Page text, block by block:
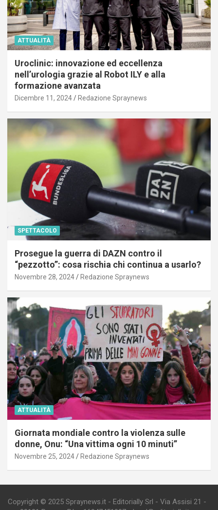
ATTUALITÀ
Uroclinic: innovazione ed eccellenza
nell’urologia grazie al Robot ILY e alla
formazione avanzata
Dicembre 11, 2024 Redazione Spraynews
SPETTACOLO
Prosegue la guerra di DAZN contro il
“pezzotto”: cosa rischia chi continua a usarlo?
Novembre 28, 2024 Redazione Spraynews
ATTUALITÀ
Giornata mondiale contro la violenza sulle
donne, Onu: “Una vittima ogni 10 minuti”
Novembre 25, 2024 Redazione Spraynews
Copyright © 2025 Spraynews.it - Editorially Srl - Via Assisi 21 -